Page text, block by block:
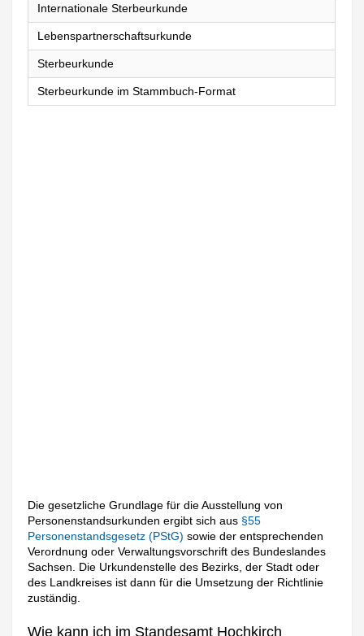
Internationale Sterbeurkunde
Lebenspartnerschaftsurkunde
Sterbeurkunde
Sterbeurkunde im Stammbuch-Format
Die gesetzliche Grundlage für die Ausstellung von
Personenstandsurkunden ergibt sich aus §55
Personenstandsgesetz (PStG)sowie der entsprechenden
Verordnung oder Verwaltungsvorschrift des Bundeslandes
Sachsen. Die Urkundenstelle des Bezirks, der Stadt oder
des Landkreises ist dann für die Umsetzung der Richtlinie
zuständig.
Wie kann ich im Standesamt Hochkirch